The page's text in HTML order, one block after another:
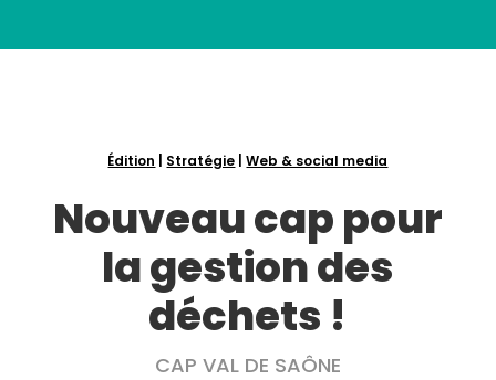
Édition Stratégie |Web & social media
Nouveau cap pour
la gestion des
déchets !
CAP VAL DE SAÔNE